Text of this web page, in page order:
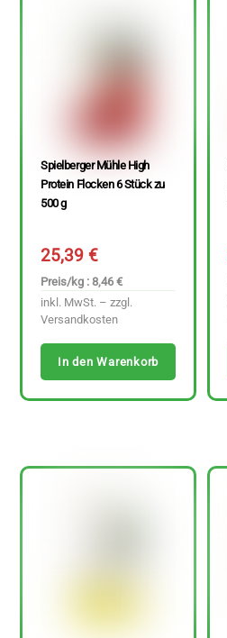
Spielberger Mühle High
Protein Flocken 6 Stück zu
500 g
25,39€
Preis/kg : 8,46 €
inkl. MwSt. – zzgl.
Versandkosten
In den Warenkorb